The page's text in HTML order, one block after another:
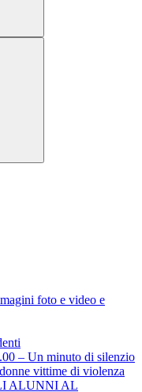
foto e video e
– Un minuto di silenzio
vittime di violenza
ALUNNI AL